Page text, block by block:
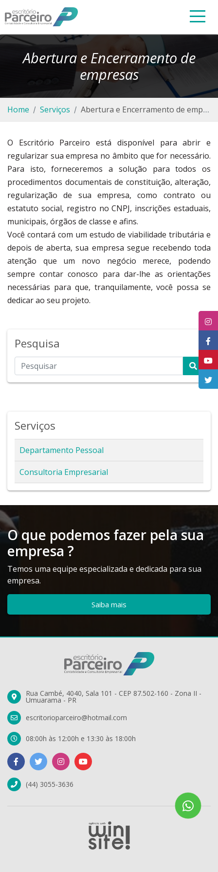
Abertura e Encerramento de
empresas
Home Serviços Abertura e Encerramento de empresas
O Escritório Parceiro está disponível para abrir e
regularizar sua empresa no âmbito que for necessário.
Para isto, forneceremos a solução para todos os
procedimentos documentais de constituição, alteração,
regularização de sua empresa, como contrato ou
estatuto social, registro no CNPJ, inscrições estaduais,
municipais, órgãos de classe e afins.
Você contará com um estudo de viabilidade tributária e
depois de aberta, sua empresa segue recebendo toda
atenção que um novo negócio merece, podendo
sempre contar conosco para dar-lhe as orientações
necessárias para que, tranquilamente, você possa se
dedicar ao seu projeto.
Pesquisa
Serviços
Departamento Pessoal
Consultoria Empresarial
O que podemos fazer pela sua
empresa ?
Temos uma equipe especializada e dedicada para sua
empresa.
Saiba mais
Rua Cambé, 4040, Sala 101 - CEP 87.502-160 - Zona II -
Umuarama - PR
escritorioparceiro@hotmail.com
08:00h às 12:00h e 13:30 às 18:00h
(44) 3055-3636